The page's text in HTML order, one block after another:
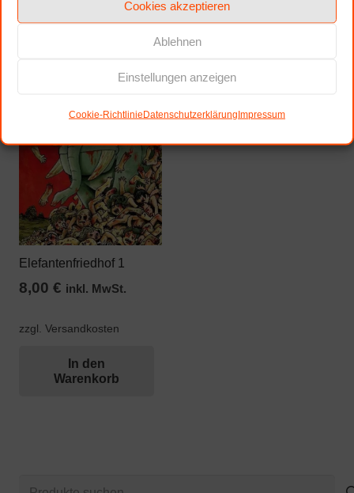
Cookies akzeptieren
Ablehnen
Einstellungen anzeigen
Cookie-RichtlinieDatenschutzerklärungImpressum
Elefantenfriedhof 1
8,00 € inkl. MwSt.
zzgl. Versandkosten
In den
Warenkorb
Suchen